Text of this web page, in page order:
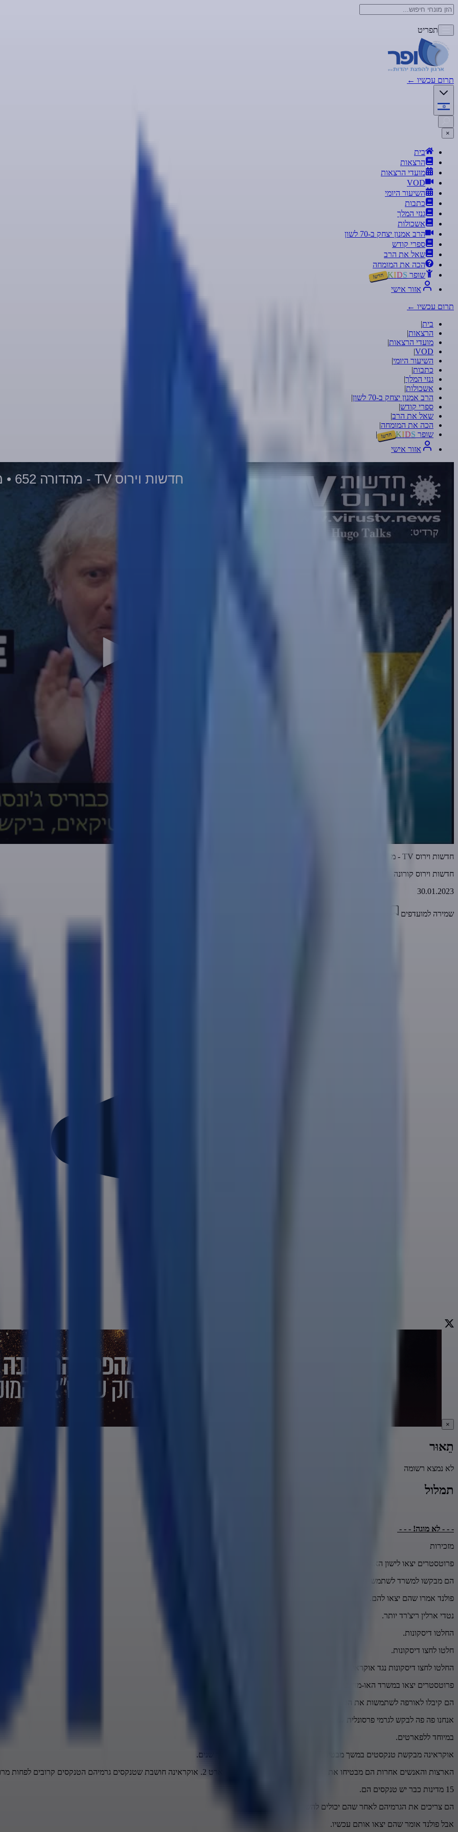
תפריט
תרום עכשיו ←
×
בית
הרצאות
מועדי הרצאות
VOD
השיעור היומי
כתבות
גנזי המלך
אשכולות
הרב אמנון יצחק ב-70 לשון
ספרי קודש
שאל את הרב
הכה את המומחה
שופר
KIDS חדש!
אזור אישי
תרום עכשיו ←
בית|
הרצאות|
מועדי הרצאות|
VOD
|
השיעור היומי|
כתבות|
גנזי המלך|
אשכולות|
הרב אמנון יצחק ב-70 לשון
|
ספרי קודש|
שאל את הרב|
הכה את המומחה|
שופר
KIDS חדש! |
אזור אישי
חדשות וירוס TV - מהדורה 652 • מחיאות כפיים לאוקראינה • 29-01-2023
חדשות וירוס TV - מהדורה 652 • מחיאות כפיים לאוקראינה • 29-01-2023
חדשות וירוס קורונה TV
30.01.2023
שמירה למועדפים
×
תֵאוּר
לא נמצא רשומה
תמלול
- - - לא מוגה! - - -
‫מזכירות
‫פרוטסטרים יצאו לישון האו-מדינג ‫במברגיה היום.
‫הם מבקשו למשרד ‫לשתמשו לגרמי גרמניה לקייב.
‫פולנד אמרו שהם יצאו להם.
‫נטדי ארלין ריצ'רד יותר.
‫החלטו דיסקונות.
‫חלטו לחצו דיסקונות.
‫החלטו לחצו דיסקונות נגד אוקראינה.
‫פרוטסטרים יצאו ‫במשרד האו-מדינג ‫במשרד הבין-לאומי.
‫הם קיבלו לאורפה ‫לשתמשות את הטנקסים לקייב.
‫אנחנו פה פה לבקש ‫לגרמי פרסונלית לגרמיה,
‫במיוחד ללפארטים.
‫אוקראינה מבקשת טנקסטים ‫במשך מבטיחות ‫לאחרות מבטיחות מרוסיה ‫במשך שנים.
‫הארצות והאנשים אחרות ‫הם מבטיחו את גרמיה ‫לשתמשות שני טנקסים ללפארט 2. ‫אוקראינה חושבת ‫שטנקסים גרמיהם ‫הטנקסים קרובים ‫לפחות מרוסי רוסי.
‫15 מדינות כבר יש טנקסים ‫הם.
‫הם צריכים את הגרמיהם ‫לאחר שהם יכולים להשתמשו אותם,
‫אבל פולנד אומר שהם יצאו אותם עכשיו.